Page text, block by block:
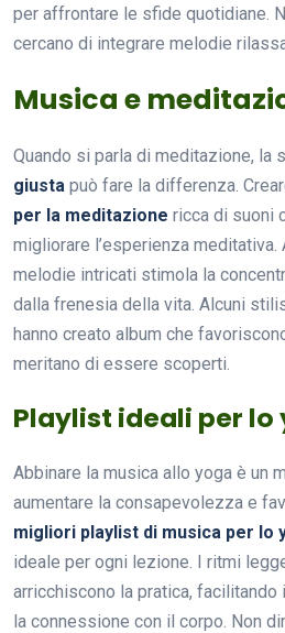
per affrontare le sfide quotidiane.
cercano di integrare melodie
Musica e
Quando si parla di meditazione, la
giusta può fare la differenza.
per la meditazione ricca di suoni
migliorare l’esperienza
melodie intricati stimola la
dalla frenesia della vita. Alcuni
hanno creato album che
meritano di essere scoperti.
Playlist ideali per lo
Abbinare la musica allo yoga è un
aumentare la consapevolezza e
migliori playlist di musica per lo
ideale per ogni lezione. I ritmi
arricchiscono la pratica,
la connessione con il corpo. Non